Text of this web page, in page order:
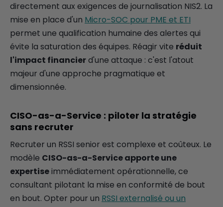
directement aux exigences de journalisation NIS2. La
mise en place d'un Micro-SOC pour PME et ETI
permet une qualification humaine des alertes qui
évite la saturation des équipes. Réagir vite réduit
l'impact financierd'une attaque : c'est l'atout
majeur d'une approche pragmatique et
dimensionnée.
CISO-as-a-Service : piloter la stratégie
sans recruter
Recruter un RSSI senior est complexe et coûteux. Le
modèle CISO-as-a-Service apporte une
expertiseimmédiatement opérationnelle, ce
consultant pilotant la mise en conformité de bout
en bout. Opter pour un RSSI externalisé ou un